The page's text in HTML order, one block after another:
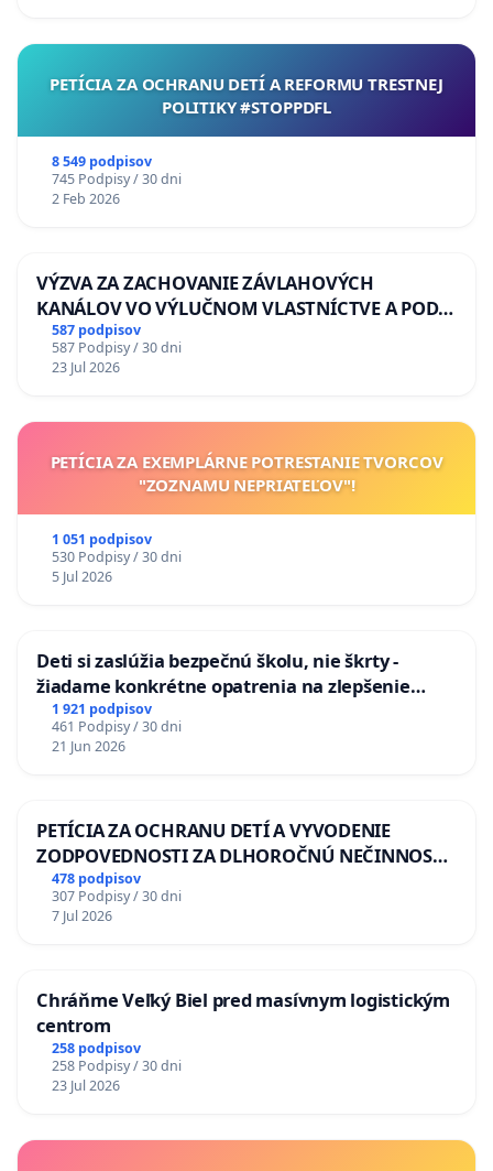
PETÍCIA ZA OCHRANU DETÍ A REFORMU TRESTNEJ
POLITIKY #STOPPDFL
8 549 podpisov
745 Podpisy / 30 dni
2 Feb 2026
VÝZVA ZA ZACHOVANIE ZÁVLAHOVÝCH
KANÁLOV VO VÝLUČNOM VLASTNÍCTVE A POD
KONTROLOU SLOVENSKEJ REPUBLIKY & žiadosť
na riešenie zanedbaného stavu závlahových a
odvodňovacích kanálov na Slovensku
587 podpisov
587 Podpisy / 30 dni
23 Jul 2026
PETÍCIA ZA EXEMPLÁRNE POTRESTANIE TVORCOV
"ZOZNAMU NEPRIATEĽOV"!
1 051 podpisov
530 Podpisy / 30 dni
5 Jul 2026
Deti si zaslúžia bezpečnú školu, nie škrty -
žiadame konkrétne opatrenia na zlepšenie
situácie v školstve
1 921 podpisov
461 Podpisy / 30 dni
21 Jun 2026
PETÍCIA ZA OCHRANU DETÍ A VYVODENIE
ZODPOVEDNOSTI ZA DLHOROČNÚ NEČINNOSŤ
A ZLYHANIE ŠTÁTU
478 podpisov
307 Podpisy / 30 dni
7 Jul 2026
Chráňme Veľký Biel pred masívnym logistickým
centrom
258 podpisov
258 Podpisy / 30 dni
23 Jul 2026